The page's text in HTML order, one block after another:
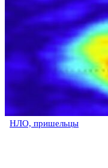
НЛО, пришельцы